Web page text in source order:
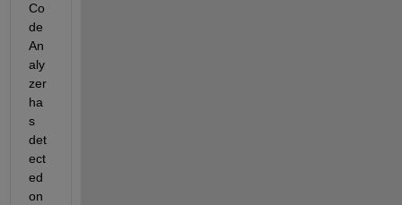
Co
de
An
aly
zer
ha
s
det
ect
ed
on